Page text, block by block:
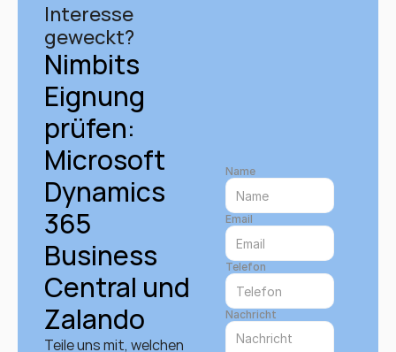
Interesse
geweckt?
Nimbits
Eignung
prüfen:
Microsoft
Dynamics
365
Business
Central und
Zalando
Teile uns mit, welchen
Name
Email
Telefon
Nachricht